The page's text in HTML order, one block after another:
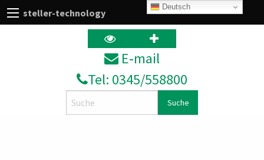
steller-technology
E‑mail
Tel: 0345/558800
Deutsch